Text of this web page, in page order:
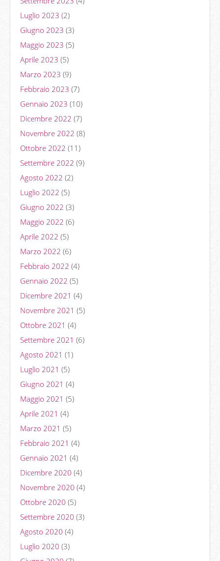
Luglio 2023 (2)
Giugno 2023 (3)
Maggio 2023 (5)
Aprile 2023 (5)
Marzo 2023 (9)
Febbraio 2023 (7)
Gennaio 2023 (10)
Dicembre 2022 (7)
Novembre 2022 (8)
Ottobre 2022 (11)
Settembre 2022 (9)
Agosto 2022 (2)
Luglio 2022 (5)
Giugno 2022 (3)
Maggio 2022 (6)
Aprile 2022 (5)
Marzo 2022 (6)
Febbraio 2022 (4)
Gennaio 2022 (5)
Dicembre 2021 (4)
Novembre 2021 (5)
Ottobre 2021 (4)
Settembre 2021 (6)
Agosto 2021 (1)
Luglio 2021 (5)
Giugno 2021 (4)
Maggio 2021 (5)
Aprile 2021 (4)
Marzo 2021 (5)
Febbraio 2021 (4)
Gennaio 2021 (4)
Dicembre 2020 (4)
Novembre 2020 (4)
Ottobre 2020 (5)
Settembre 2020 (3)
Agosto 2020 (4)
Luglio 2020 (3)